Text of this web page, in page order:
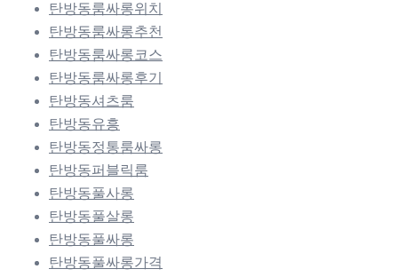
탄방동룸싸롱위치
탄방동룸싸롱추천
탄방동룸싸롱코스
탄방동룸싸롱후기
탄방동셔츠룸
탄방동유흥
탄방동정통룸싸롱
탄방동퍼블릭룸
탄방동풀사롱
탄방동풀살롱
탄방동풀싸롱
탄방동풀싸롱가격